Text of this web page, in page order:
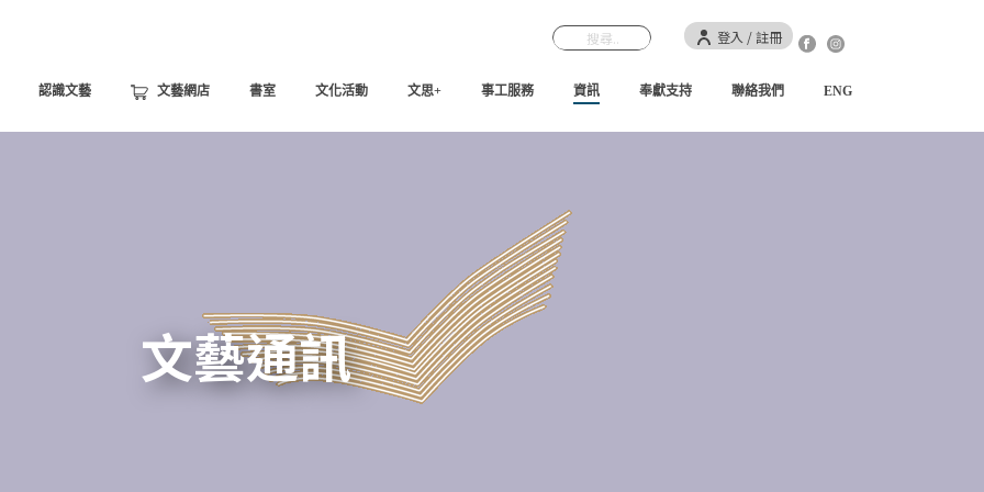
登入 / 註冊
認識文藝 文藝網店 書室 文化活動 文思+ 事工服務 資訊 奉獻支持 聯絡我們 ENG
文藝通訊